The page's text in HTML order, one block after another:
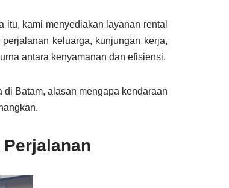
kami menyediakan layanan rental
keluarga, kunjungan kerja,
antara kenyamanan dan efisiensi.
Batam, alasan mengapa kendaraan